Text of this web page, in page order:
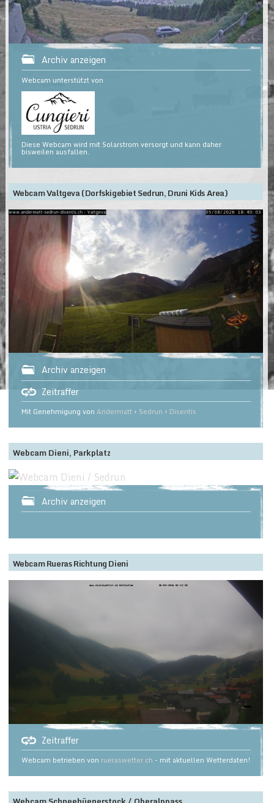
Archiv anzeigen
Webcam unterstützt von
Diese Webcam wird mit Solarstrom versorgt und kann daher
bisweilen ausfallen.
Webcam Valtgeva (Dorfskigebiet Sedrun, Druni Kids Area)
Archiv anzeigen
Zeitraffer
Mit Genehmigung von Andermatt + Sedrun + Disentis
Webcam Dieni, Parkplatz
Archiv anzeigen
Webcam Rueras Richtung Dieni
Zeitraffer
Webcam betrieben von rueraswetter.ch - mit aktuellen Wetterdaten!